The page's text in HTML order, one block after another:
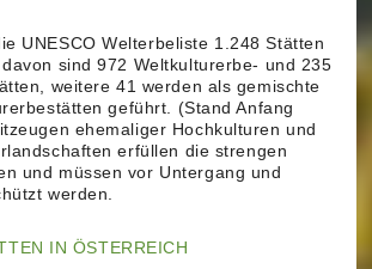
UNESCO Welterbeliste 1.248 Stätten
sind 972 Weltkulturerbe- und 235
weitere 41 werden als gemischte
geführt. (Stand Anfang
ehemaliger Hochkulturen und
erfüllen die strengen
und müssen vor Untergang und
werden.
IN ÖSTERREICH